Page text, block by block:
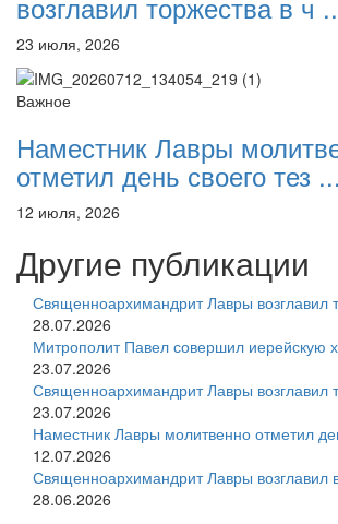
23 июля, 2026
Важное
Наместник Лавры
отметил день своего тез ...
12 июля, 2026
Другие публикации
Священноархимандрит Лавры возглавил
28.07.2026
Митрополит Павел совершил иерейскую
23.07.2026
Священноархимандрит Лавры возглавил
23.07.2026
Наместник Лавры молитвенно отметил
12.07.2026
Священноархимандрит Лавры возглавил
28.06.2026